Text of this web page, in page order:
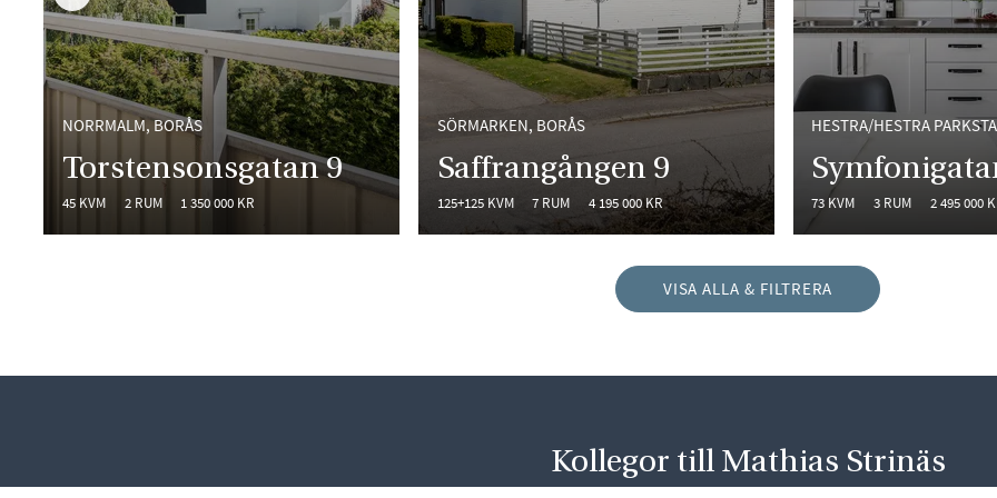
NORRMALM, BORÅS
Torstensonsgatan 9
45 KVM 2 RUM 1 350 000 KR
SÖRMARKEN, BORÅS
Saffrangången 9
125+125 KVM 7 RUM 4 195 000 KR
HESTRA/HESTRA
73 KVM 3 RUM 2 495 000
BAKÅT I LISTAN
VISA ALLA & FILTRERA
Kollegor till Mathias Strinäs